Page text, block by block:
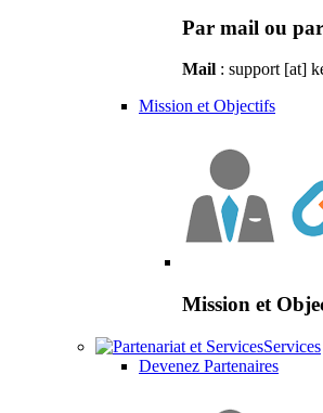
Par mail ou
Mail : support [at]
Mission et Objectifs
Mission et
Services
Devenez Partenaires